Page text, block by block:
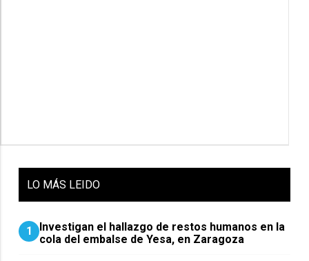
LO MÁS LEIDO
1
Investigan el hallazgo de restos humanos en la
cola del embalse de Yesa, en Zaragoza